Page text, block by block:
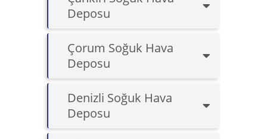
Deposu
Çorum Soğuk Hava
Deposu
Denizli Soğuk Hava
Deposu